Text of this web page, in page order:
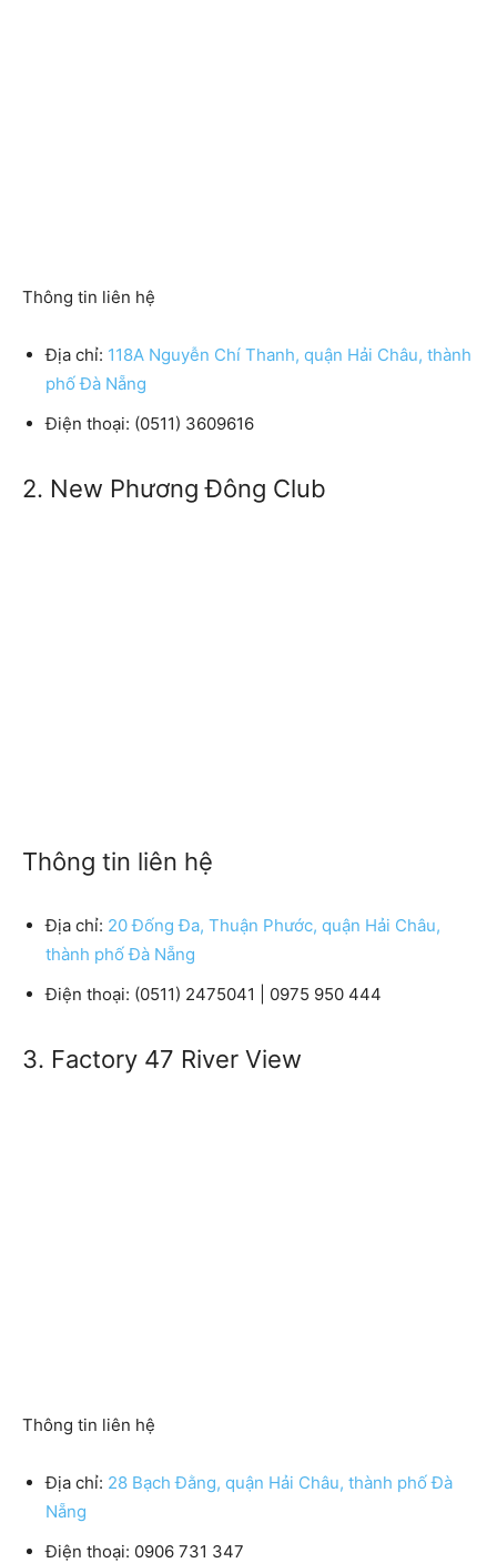
Thông tin liên hệ
Địa chỉ: 118A Nguyễn Chí Thanh, quận Hải Châu, thành
phố Đà Nẵng
Điện thoại: (0511) 3609616
2. New Phương Đông Club
Thông tin liên hệ
Địa chỉ: 20 Đống Đa, Thuận Phước, quận Hải Châu,
thành phố Đà Nẵng
Điện thoại: (0511) 2475041 | 0975 950 444
3. Factory 47 River View
Thông tin liên hệ
Địa chỉ: 28 Bạch Đằng, quận Hải Châu, thành phố Đà
Nẵng
Điện thoại: 0906 731 347